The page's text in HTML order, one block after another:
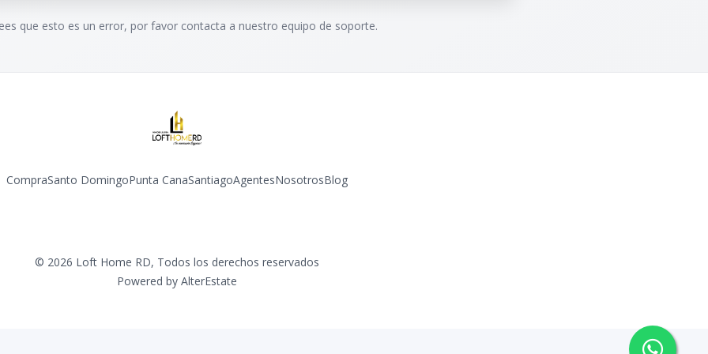
que esto es un error, por favor contacta a nuestro equipo de soporte.
CompraSanto DomingoPunta CanaSantiagoAgentesNosotrosBlog
© 2026 Loft Home RD, Todos los derechos reservados
Powered by AlterEstate